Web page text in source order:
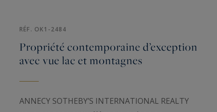
RÉF. OK1-2484
Propriété contemporaine d’exception
avec vue lac et montagnes
ANNECY SOTHEBY’S INTERNATIONAL REALTY